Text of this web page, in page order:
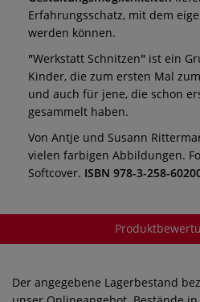
Erfahrungsschatz, mit dem
werden können.
"Werkstatt Schnitzen" ist ein
Kinder, die zum ersten Mal zum
und auch für jene, die schon
gesammelt haben.
Von Antje und Susann
vielen farbigen Abbildungen.
Softcover. ISBN 978-3-258-
Der angegebene Lagerbestand